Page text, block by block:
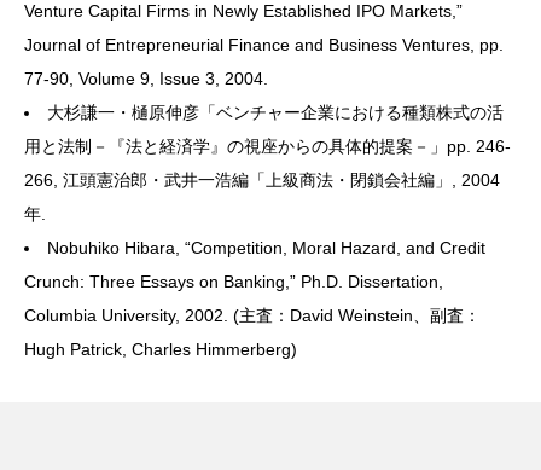
Venture Capital Firms in Newly Established IPO Markets,”
Journal of Entrepreneurial Finance and Business Ventures, pp.
77-90, Volume 9, Issue 3, 2004.
大杉謙一・樋原伸彦「ベンチャー企業における種類株式の活
用と法制－『法と経済学』の視座からの具体的提案－」pp. 246-
266, 江頭憲治郎・武井一浩編「上級商法・閉鎖会社編」, 2004
年.
Nobuhiko Hibara, “Competition, Moral Hazard, and Credit
Crunch: Three Essays on Banking,” Ph.D. Dissertation,
Columbia University, 2002. (主査：David Weinstein、副査：
Hugh Patrick, Charles Himmerberg)